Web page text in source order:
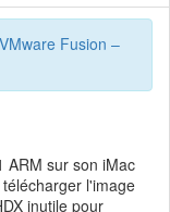
Fusion –
ARM sur son iMac
l'image
inutile pour